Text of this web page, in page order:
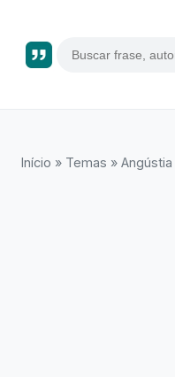
Início » Temas » Angústia